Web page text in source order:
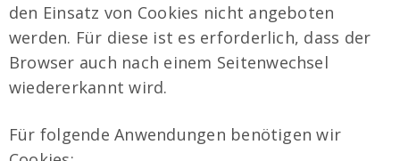
den Einsatz von Cookies nicht angeboten
werden. Für diese ist es erforderlich, dass der
Browser auch nach einem Seitenwechsel
wiedererkannt wird.
Für folgende Anwendungen benötigen wir